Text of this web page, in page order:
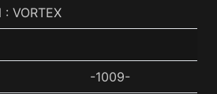
: VORTEX
-1009-